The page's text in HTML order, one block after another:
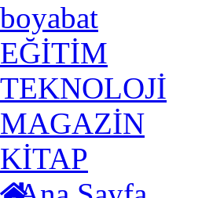
boyabat
EĞİTİM
TEKNOLOJİ
MAGAZİN
KİTAP